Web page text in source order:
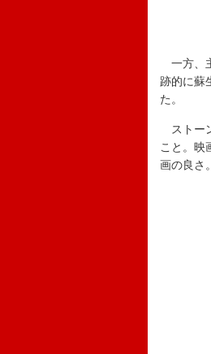
一方、
跡的に蘇
た。
ストー
こと。映
画の良さ